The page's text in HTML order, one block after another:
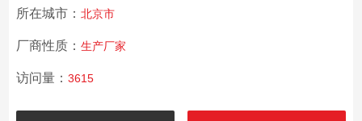
所在城市： 北京市
厂商性质： 生产厂家
访问量： 3615